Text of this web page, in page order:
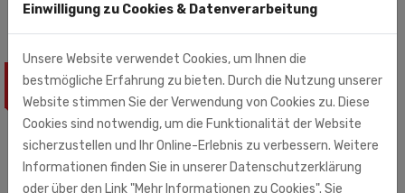
ÄHNLICHE PRODUKTE
Einwilligung zu Cookies & Datenverarbeitung
Unsere Website verwendet Cookies, um Ihnen die
bestmögliche Erfahrung zu bieten. Durch die Nutzung unserer
Website stimmen Sie der Verwendung von Cookies zu. Diese
Cookies sind notwendig, um die Funktionalität der Website
sicherzustellen und Ihr Online-Erlebnis zu verbessern. Weitere
Informationen finden Sie in unserer Datenschutzerklärung
oder über den Link "Mehr Informationen zu Cookies". Sie